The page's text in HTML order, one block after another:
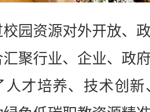
资源对外开放、政
聚行业、企业、政
人才培养、技术创